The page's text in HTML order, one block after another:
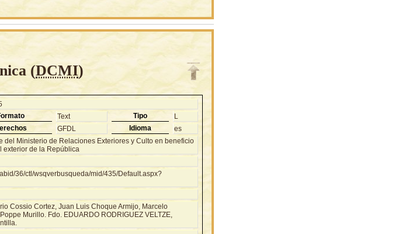
(DCMI)
Text Tipo
L
GFDL Idioma
es
del Ministerio de Relaciones Exteriores y Culto en beneficio
exterior de la República
36/ctl/wsqverbusqueda/mid/435/Default.aspx?
Cossio Cortez, Juan Luis Choque Armijo, Marcelo
Murillo. Fdo. EDUARDO RODRIGUEZ VELTZE,